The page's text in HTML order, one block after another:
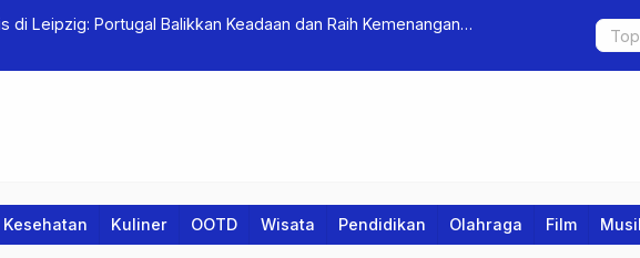
di Leipzig: Portugal Balikkan Keadaan dan Raih Kemenangan
Gen Z,
Kesehatan Kuliner OOTD Wisata Pendidikan Olahraga Film